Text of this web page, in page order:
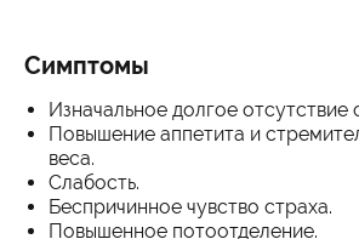
Симптомы
Изначальное долгое отсутствие
Повышение аппетита и
веса.
Слабость.
Беспричинное чувство страха.
Повышенное потоотделение.